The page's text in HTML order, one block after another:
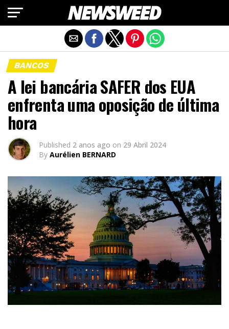
BANCOS
A lei bancária SAFER dos EUA
enfrenta uma oposição de última
hora
Published 2 anos ago on 29 Abril 2024
By Aurélien BERNARD
Exit mobile version